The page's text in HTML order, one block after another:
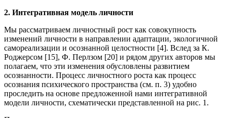
2. Интегративная модель личности
Мы рассматриваем личностный рост как совокупность
изменений личности в направлении адаптации, экологичной
самореализации и осознанной целостности [4]. Вслед за К.
Роджерсом [15], Ф. Перлзом [20] и рядом других авторов мы
полагаем, что эти изменения обусловлены развитием
осознанности. Процесс личностного роста как процесс
осознания психического пространства (см. п. 3) удобно
проследить на основе предложенной нами интегративной
модели личности, схематически представленной на рис. 1.